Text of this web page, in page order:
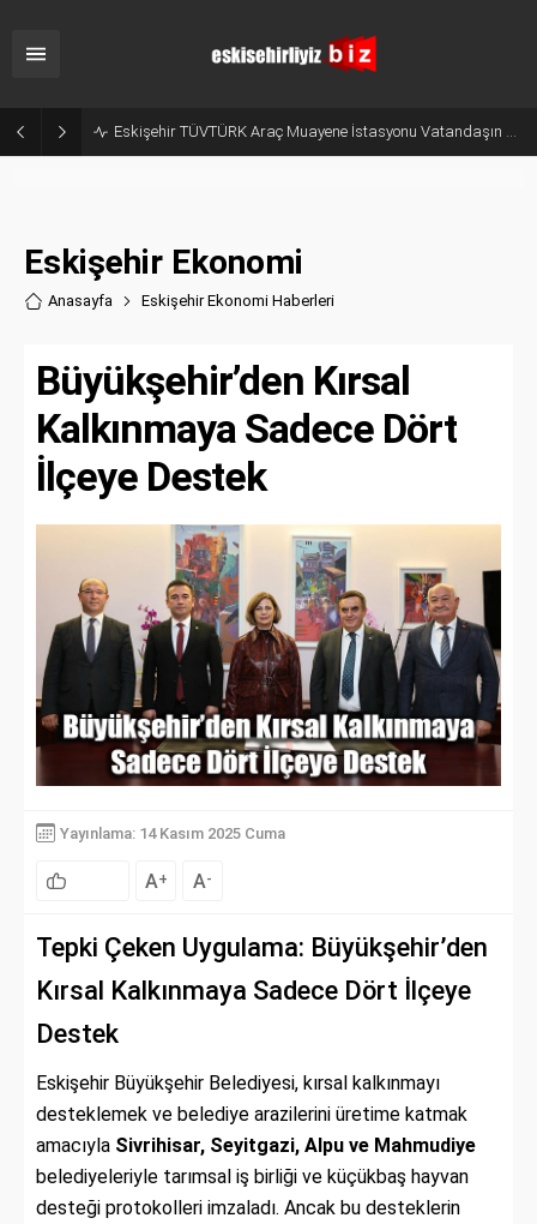
Eskişehir TÜVTÜRK Araç Muayene İstasyonu Vatandaşın Gözünde Ağır Kusurlu
Eskişehir Ekonomi
Anasayfa Eskişehir Ekonomi Haberleri
Büyükşehir’den Kırsal
Kalkınmaya Sadece Dört
İlçeye Destek
Yayınlama: 14 Kasım 2025 Cuma
A+ A-
Tepki Çeken Uygulama: Büyükşehir’den
Kırsal Kalkınmaya Sadece Dört İlçeye
Destek
Eskişehir Büyükşehir Belediyesi, kırsal kalkınmayı
desteklemek ve belediye arazilerini üretime katmak
amacıyla Sivrihisar, Seyitgazi, Alpu ve Mahmudiye
belediyeleriyle tarımsal iş birliği ve küçükbaş hayvan
desteği protokolleri imzaladı. Ancak bu desteklerin